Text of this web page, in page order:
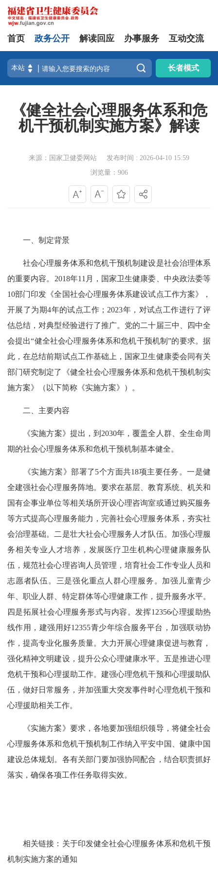
首页 政务公开 解读回应 办事服务 互动交流
 长者模式
《健全社会心理服务体系和危
机干预机制实施方案》解读
来源：国家卫健委网站
发布时间 : 2026-04-10 15:59
浏览量：906
一、制定背景
社会心理服务体系和危机干预机制建设是社会治理体系
的重要内容。2018年11月，国家卫生健康委、中央政法委等
10部门印发《全国社会心理服务体系建设试点工作方案》，
开展了为期4年的试点工作；2023年，对试点工作进行了评
估总结，对典型经验进行了推广。党的二十届三中、四中全
会提出“健全社会心理服务体系和危机干预机制”的要求。据
此，在总结前期试点工作基础上，国家卫生健康委会同有关
部门研究制定了《健全社会心理服务体系和危机干预机制实
施方案》（以下简称《实施方案》）。
二、主要内容
《实施方案》提出，到2030年，覆盖全人群、全生命周
期的社会心理服务体系和危机干预机制基本健全。
《实施方案》部署了5个方面共18项主要任务。一是健
全建强社会心理服务阵地。要求在基层、教育系统、机关和
国有企事业单位等相关场所开设心理咨询室或通过购买服务
等方式提高心理服务能力，完善社会心理服务体系，夯实社
会治理基础。二是壮大社会心理服务人才队伍。加强心理服
务相关专业人才培养，发展医疗卫生机构心理健康服务队
伍，规范社会心理咨询人员管理，培育社会工作专业人员和
志愿者队伍。三是强化重点人群心理服务。加强儿童青少
年、职业人群、特定群体等心理健康工作，提升服务水平。
四是拓展社会心理服务形式与内容。发挥12356心理援助热
线作用，建强用好12355青少年综合服务平台，加强联动协
作，提高专业化服务质量。大力开展心理健康促进与教育，
强化精神文明建设，提升公众心理健康水平。五是推进心理
危机干预和心理援助工作。建强心理危机干预和心理援助队
伍，做好日常服务，并加强重大突发事件时心理危机干预和
心理援助相关工作。
《实施方案》要求，各地要加强组织领导，将健全社会
心理服务体系和危机干预机制工作纳入平安中国、健康中国
建设总体规划。各有关部门要加强协同配合，结合职责抓好
落实，确保各项工作任务取得实效。
相关链接：关于印发健全社会心理服务体系和危机干预
机制实施方案的通知